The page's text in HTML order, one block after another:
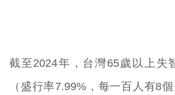
截至2024年，台灣65歲以上失
（盛行率7.99%，每一百人有8